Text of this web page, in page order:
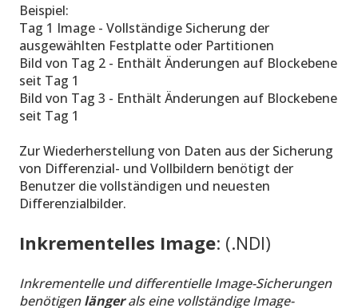
Beispiel:
Tag 1 Image - Vollständige Sicherung der
ausgewählten Festplatte oder Partitionen
Bild von Tag 2 - Enthält Änderungen auf Blockebene
seit Tag 1
Bild von Tag 3 - Enthält Änderungen auf Blockebene
seit Tag 1
Zur Wiederherstellung von Daten aus der Sicherung
von Differenzial- und Vollbildern benötigt der
Benutzer die vollständigen und neuesten
Differenzialbilder.
Inkrementelles Image: (.NDI)
Inkrementelle und differentielle Image-Sicherungen
benötigenlängerals eine vollständige Image-